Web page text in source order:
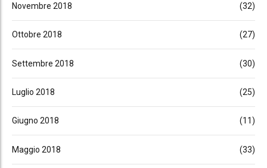
Novembre 2018 (32)
Ottobre 2018 (27)
Settembre 2018 (30)
Luglio 2018 (25)
Giugno 2018 (11)
Maggio 2018 (33)